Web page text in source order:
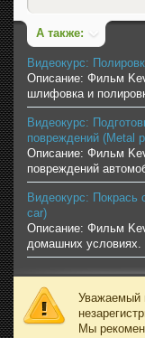
А также:
Видеокурс:
Описание: Фильм
шлифовка и
Видеокурс:
повреждений (Metal
Описание: Фильм
повреждений
Видеокурс:
car)
Описание: Фильм
домашних условиях.
Уважаемый
Мы